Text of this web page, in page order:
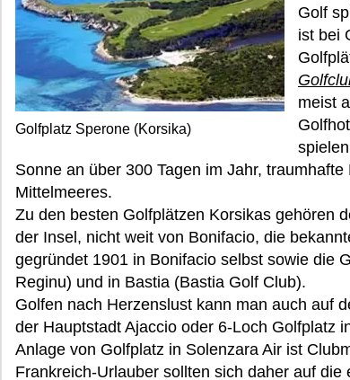
Golfplatz Sperone (Korsika)
Golf
ist bei
meist
Sonne an über 300 Tagen im Jahr,
Mittelmeeres.
Zu den besten Golfplätzen Korsikas gehören
der Insel, nicht weit von Bonifacio, die
gegründet 1901 in Bonifacio selbst sowie die
Reginu) und in Bastia (Bastia Golf Club).
Golfen nach Herzenslust kann man auch auf
der Hauptstadt Ajaccio oder 6-Loch Golfplatz
Anlage von Golfplatz in Solenzara Air ist
Frankreich-Urlauber sollten sich daher auf